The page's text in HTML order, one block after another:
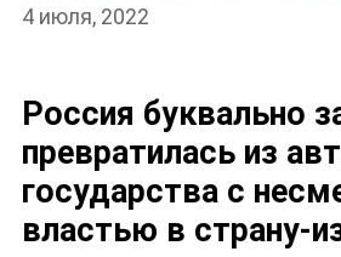
4 июля, 2022
Россия буквально
превратилась из
государства с
властью в страну-